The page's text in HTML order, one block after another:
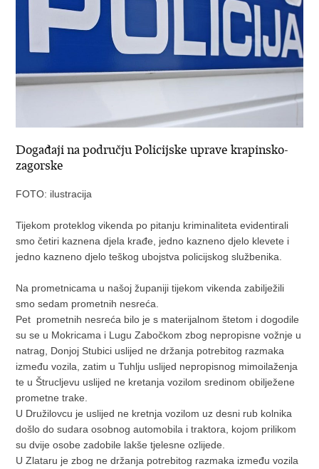
Događaji na području Policijske uprave krapinsko-
zagorske
FOTO: ilustracija
Tijekom proteklog vikenda po pitanju kriminaliteta evidentirali
smo četiri kaznena djela krađe, jedno kazneno djelo klevete i
jedno kazneno djelo teškog ubojstva policijskog službenika.
Na prometnicama u našoj županiji tijekom vikenda zabilježili
smo sedam prometnih nesreća.
Pet prometnih nesreća bilo je s materijalnom štetom i dogodile
su se u Mokricama i Lugu Zabočkom zbog nepropisne vožnje u
natrag, Donjoj Stubici uslijed ne držanja potrebitog razmaka
između vozila, zatim u Tuhlju uslijed nepropisnog mimoilaženja
te u Štrucljevu uslijed ne kretanja vozilom sredinom obilježene
prometne trake.
U Družilovcu je uslijed ne kretnja vozilom uz desni rub kolnika
došlo do sudara osobnog automobila i traktora, kojom prilikom
su dvije osobe zadobile lakše tjelesne ozlijede.
U Zlataru je zbog ne držanja potrebitog razmaka između vozila